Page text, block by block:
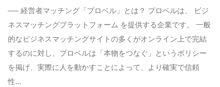
── 経営者マッチング「プロベル」とは？ プロベルは、 ビジ
ネスマッチングプラットフォーム を提供する企業です。 一般
的なビジネスマッチングサイトの多くがオンライン上で完結
するのに対し、プロベルは「本物をつなぐ」というポリシー
を掲げ、実際に人を動かすことによって、より確実で信頼
性…